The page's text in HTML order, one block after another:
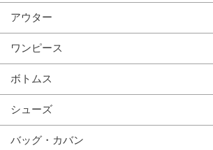
アウター
ワンピース
ボトムス
シューズ
バッグ・カバン